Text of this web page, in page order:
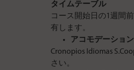
タイムテーブル
コース開始日の1週間
有します。
アコモデーション
Cronopios Idiomas
さい。